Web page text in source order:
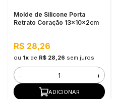
Molde de Silicone Porta
Retrato Coração 13x10x2cm
R$ 28,26
ou 1xde R$ 28,26 sem juros
- +
ADICIONAR